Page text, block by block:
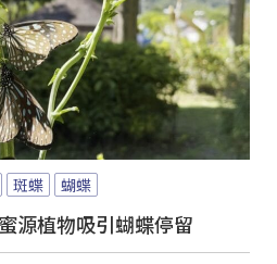
斑蝶 蝴蝶
源植物吸引蝴蝶停留